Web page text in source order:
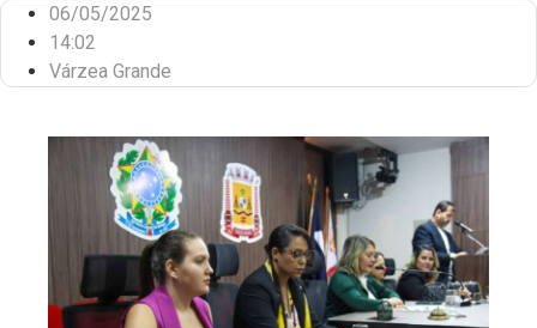
06/05/2025
14:02
Várzea Grande